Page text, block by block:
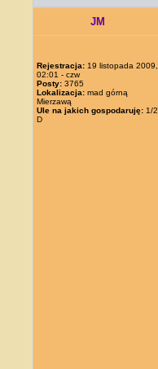
JM
Rejestracja: 19 listopada 2009,
02:01 - czw
Posty: 3765
Lokalizacja: mad górną
Mierzawą
Ule na jakich gospodaruję: 1/2
D